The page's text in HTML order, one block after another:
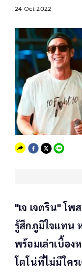
24 Oct 2022
"เจ เจตริน" โ
รู้สึกภูมิใจแทน
พร้อมเล่าเบื้อง
โตโน่ที่ไม่มีใคร